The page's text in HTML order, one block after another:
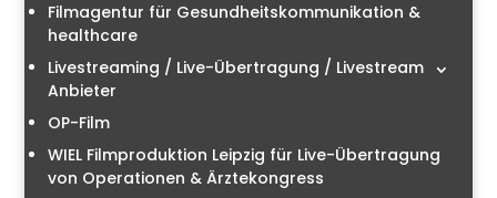
Filmagentur für Gesundheitskommunikation &
healthcare
Livestreaming / Live-Übertragung / Livestream
Anbieter
OP-Film
WIEL Filmproduktion Leipzig für Live-Übertragung
von Operationen & Ärztekongress